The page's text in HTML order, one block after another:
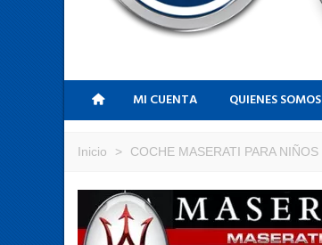
MI CUENTA QUIENES SOMOS
Inicio > COCHE MASERATI PARA NIÑOS